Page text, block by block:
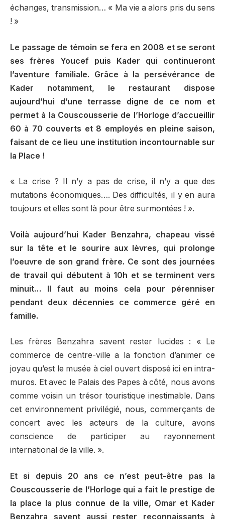
échanges, transmission… « Ma vie a alors pris du sens
! »
Le passage de témoin se fera en 2008 et se seront
ses frères Youcef puis Kader qui continueront
l’aventure familiale. Grâce à la persévérance de
Kader notamment, le restaurant dispose
aujourd’hui d’une terrasse digne de ce nom et
permet à la Couscousserie de l’Horloge d’accueillir
60 à 70 couverts et 8 employés en pleine saison,
faisant de ce lieu une institution incontournable sur
la Place !
« La crise ? Il n’y a pas de crise, il n’y a que des
mutations économiques…. Des difficultés, il y en aura
toujours et elles sont là pour être surmontées ! ».
Voilà aujourd’hui Kader Benzahra, chapeau vissé
sur la tête et le sourire aux lèvres, qui prolonge
l’oeuvre de son grand frère. Ce sont des journées
de travail qui débutent à 10h et se terminent vers
minuit… Il faut au moins cela pour pérenniser
pendant deux décennies ce commerce géré en
famille.
Les frères Benzahra savent rester lucides : « Le
commerce de centre-ville a la fonction d’animer ce
joyau qu’est le musée à ciel ouvert disposé ici en intra-
muros. Et avec le Palais des Papes à côté, nous avons
comme voisin un trésor touristique inestimable. Dans
cet environnement privilégié, nous, commerçants de
concert avec les acteurs de la culture, avons
conscience de participer au rayonnement
international de la ville. ».
Et si depuis 20 ans ce n’est peut-être pas la
Couscousserie de l’Horloge qui a fait le prestige de
la place la plus connue de la ville, Omar et Kader
Benzahra savent aussi rester reconnaissants à